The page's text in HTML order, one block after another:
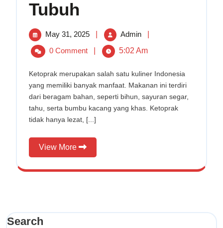
Tubuh
Kesehatan
Tubuh
May 31, 2025
May
31,
2025
Admin
Manfaat
Kesehatan
Tubuh
0 Comment
5:02 Am
Ketoprak merupakan salah satu kuliner Indonesia
yang memiliki banyak manfaat. Makanan ini terdiri
dari beragam bahan, seperti bihun, sayuran segar,
tahu, serta bumbu kacang yang khas. Ketoprak
tidak hanya lezat, [...]
View More
View
More
Search